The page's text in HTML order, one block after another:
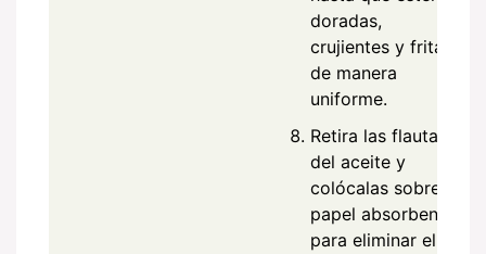
doradas,
crujientes y fritas
de manera
uniforme.
Retira las flautas
del aceite y
colócalas sobre
papel absorbente
para eliminar el